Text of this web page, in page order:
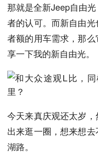
那就是全新Jeep自由
者的认可。而新自由
者额的用车需求，那
享一下我的新自由光。
今天来真庆观还太岁
出来逛一圈，想来想
湖路。